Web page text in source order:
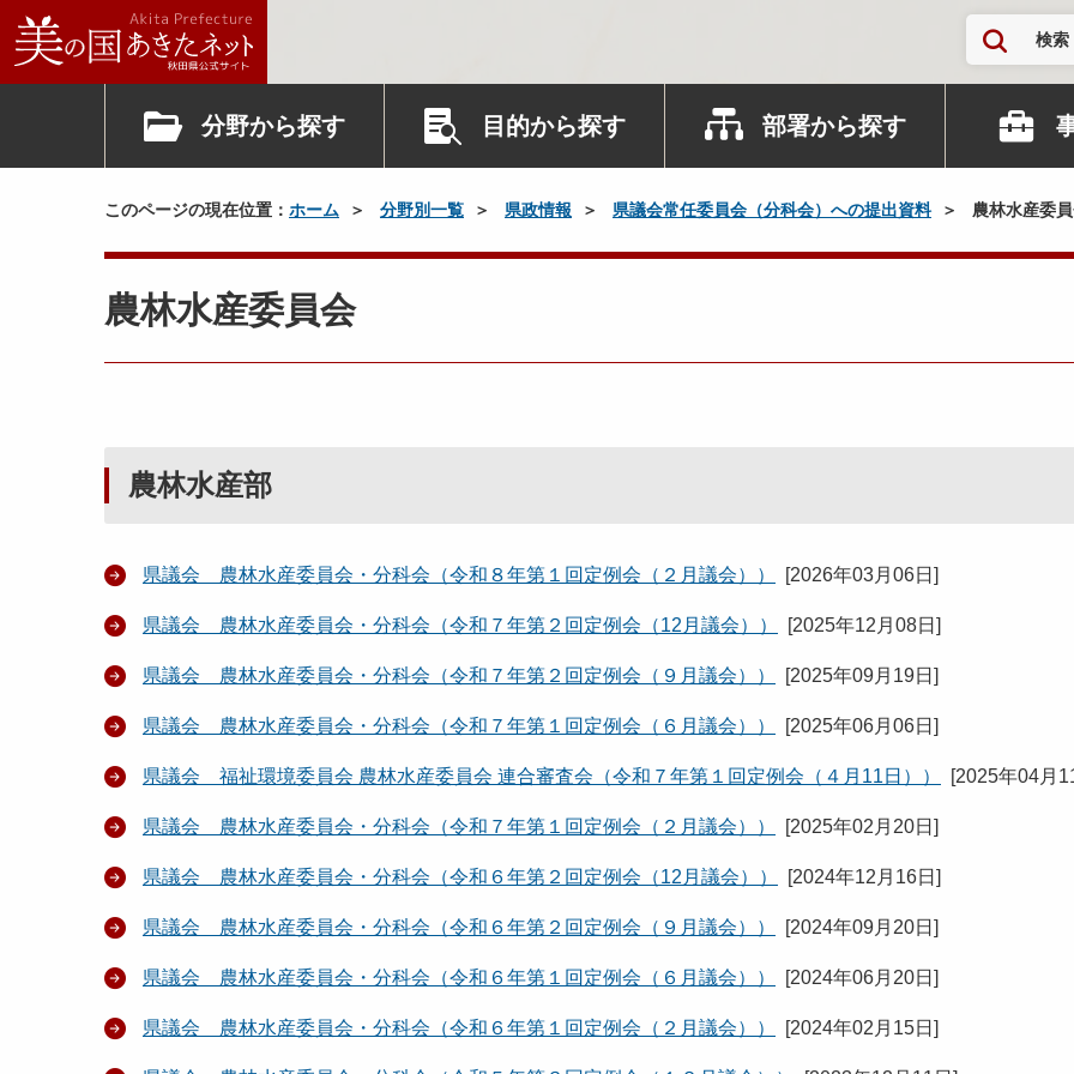
検索
分野から探す 目的から探す 部署から探す
このページの現在位置： ホーム 分野別一覧 県政情報 県議会常任委員会（分科会）への提出資料 農林水産委
農林水産委員会
農林水産部
県議会 農林水産委員会・分科会（令和８年第１回定例会（２月議会）） [2026年03月06日 ]
県議会 農林水産委員会・分科会（令和７年第２回定例会（12月議会）） [2025年12月08日 ]
県議会 農林水産委員会・分科会（令和７年第２回定例会（９月議会）） [2025年09月19日 ]
県議会 農林水産委員会・分科会（令和７年第１回定例会（６月議会）） [2025年06月06日 ]
県議会 福祉環境委員会 農林水産委員会 連合審査会（令和７年第１回定例会（４月11日）） [2025年04月
県議会 農林水産委員会・分科会（令和７年第１回定例会（２月議会）） [2025年02月20日 ]
県議会 農林水産委員会・分科会（令和６年第２回定例会（12月議会）） [2024年12月16日 ]
県議会 農林水産委員会・分科会（令和６年第２回定例会（９月議会）） [2024年09月20日 ]
県議会 農林水産委員会・分科会（令和６年第１回定例会（６月議会）） [2024年06月20日 ]
県議会 農林水産委員会・分科会（令和６年第１回定例会（２月議会）） [2024年02月15日 ]